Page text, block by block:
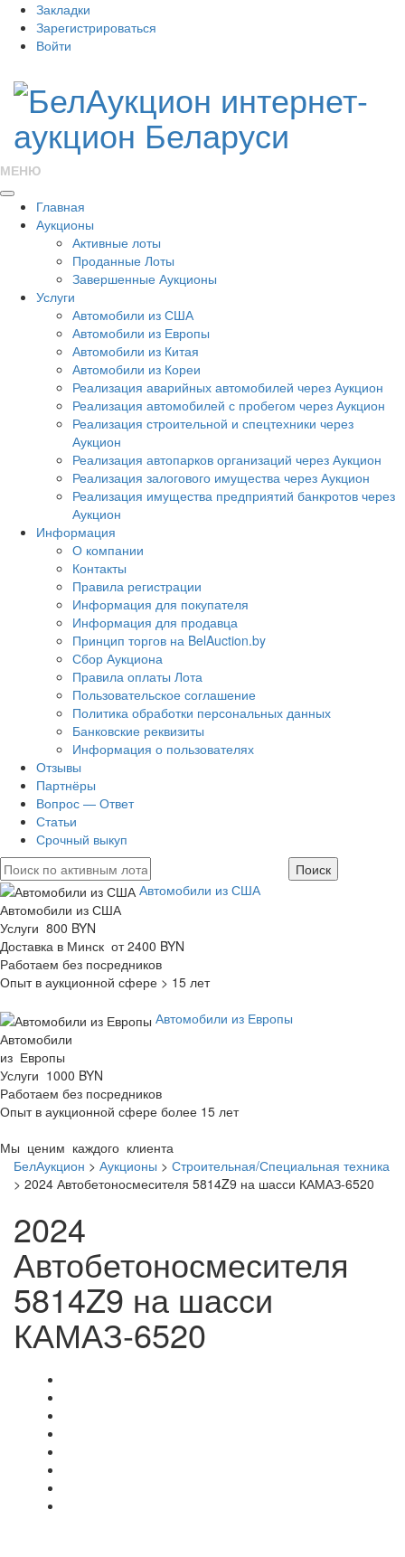
Закладки
Зарегистрироваться
Войти
МЕНЮ
Главная
Аукционы
Активные лоты
Проданные Лоты
Завершенные Аукционы
Услуги
Автомобили из США
Автомобили из Европы
Автомобили из Китая
Автомобили из Кореи
Реализация аварийных автомобилей через Аукцион
Реализация автомобилей с пробегом через Аукцион
Реализация строительной и спецтехники через
Аукцион
Реализация автопарков организаций через Аукцион
Реализация залогового имущества через Аукцион
Реализация имущества предприятий банкротов через
Аукцион
Информация
О компании
Контакты
Правила регистрации
Информация для покупателя
Информация для продавца
Принцип торгов на BelAuction.by
Сбор Аукциона
Правила оплаты Лота
Пользовательское соглашение
Политика обработки персональных данных
Банковские реквизиты
Информация о пользователях
Отзывы
Партнёры
Вопрос — Ответ
Статьи
Срочный выкуп
Автомобили из США
Автомобили из США
Услуги 800 BYN
Доставка в Минск от 2400 BYN
Работаем без посредников
Опыт в аукционной сфере > 15 лет
Автомобили из Европы
Автомобили
из Европы
Услуги 1000 BYN
Работаем без посредников
Опыт в аукционной сфере более 15 лет
Мы ценим каждого клиента
БелАукцион > Аукционы > Строительная/Специальная техника
> 2024 Автобетоносмесителя 5814Z9 на шасси КАМАЗ-6520
2024
Автобетоносмесителя
5814Z9 на шасси
КАМАЗ-6520